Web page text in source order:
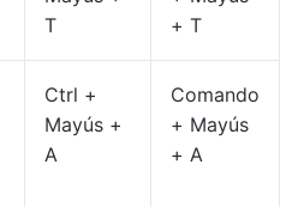
T
+ T
Ctrl +
Mayús +
A
Comando
+ Mayús
+ A